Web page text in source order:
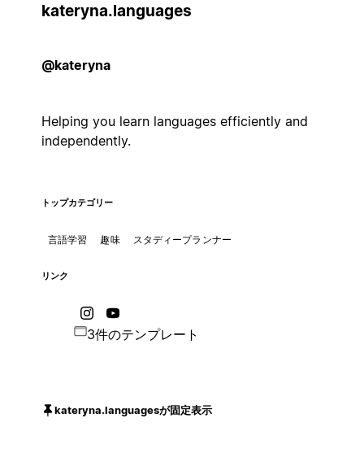
kateryna.languages
@kateryna
Helping you learn languages efficiently and
independently.
トップカテゴリー
言語学習 趣味 スタディープランナー
リンク
3件のテンプレート
kateryna.languagesが固定表示